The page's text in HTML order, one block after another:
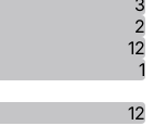
2
12
1
12